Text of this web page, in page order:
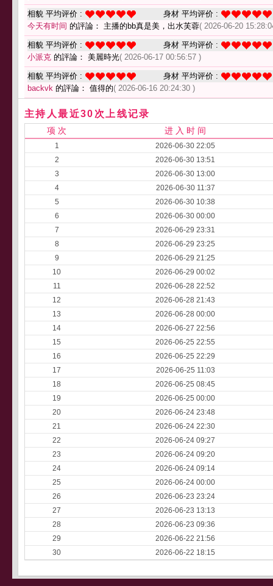
相貌 平均评价 :
身材 平均评价 :
今天有时间 的評論： 主播的bb真是美，出水芙蓉( 2026-06-20
相貌 平均评价 :
身材 平均评价 :
小派克 的評論： 美麗時光( 2026-06-17 00:56:57 )
相貌 平均评价 :
身材 平均评价 :
backvk 的評論： 值得的( 2026-06-16 20:24:30 )
主持人最近30次上线记录
项 次 进 入 时 间
1
2026-06-30 22:05
2
2026-06-30 13:51
3
2026-06-30 13:00
4
2026-06-30 11:37
5
2026-06-30 10:38
6
2026-06-30 00:00
7
2026-06-29 23:31
8
2026-06-29 23:25
9
2026-06-29 21:25
10
2026-06-29 00:02
11
2026-06-28 22:52
12
2026-06-28 21:43
13
2026-06-28 00:00
14
2026-06-27 22:56
15
2026-06-25 22:55
16
2026-06-25 22:29
17
2026-06-25 11:03
18
2026-06-25 08:45
19
2026-06-25 00:00
20
2026-06-24 23:48
21
2026-06-24 22:30
22
2026-06-24 09:27
23
2026-06-24 09:20
24
2026-06-24 09:14
25
2026-06-24 00:00
26
2026-06-23 23:24
27
2026-06-23 13:13
28
2026-06-23 09:36
29
2026-06-22 21:56
30
2026-06-22 18:15